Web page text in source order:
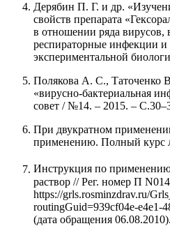
Дерябин П. Г. и др.
свойств препарата
в отношении ряда
респираторные инфекции и
экспериментальной
Полякова А. С., Таточенко
«вирусно-бактериальная
совет / №14. – 2015. –
При двукратном
применению. Полный курс
Инструкция по
раствор // Рег. номер П
https://grls.rosminzdrav.ru/
routingGuid=939cf04e-e4e1-
(дата обращения 06.08.2010).